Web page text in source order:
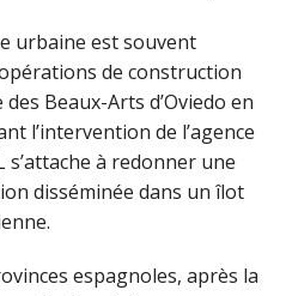
urbaine est souvent
de construction
Beaux-Arts d’Oviedo en
l’intervention de l’agence
s’attache à redonner une
disséminée dans un îlot
espagnoles, après la